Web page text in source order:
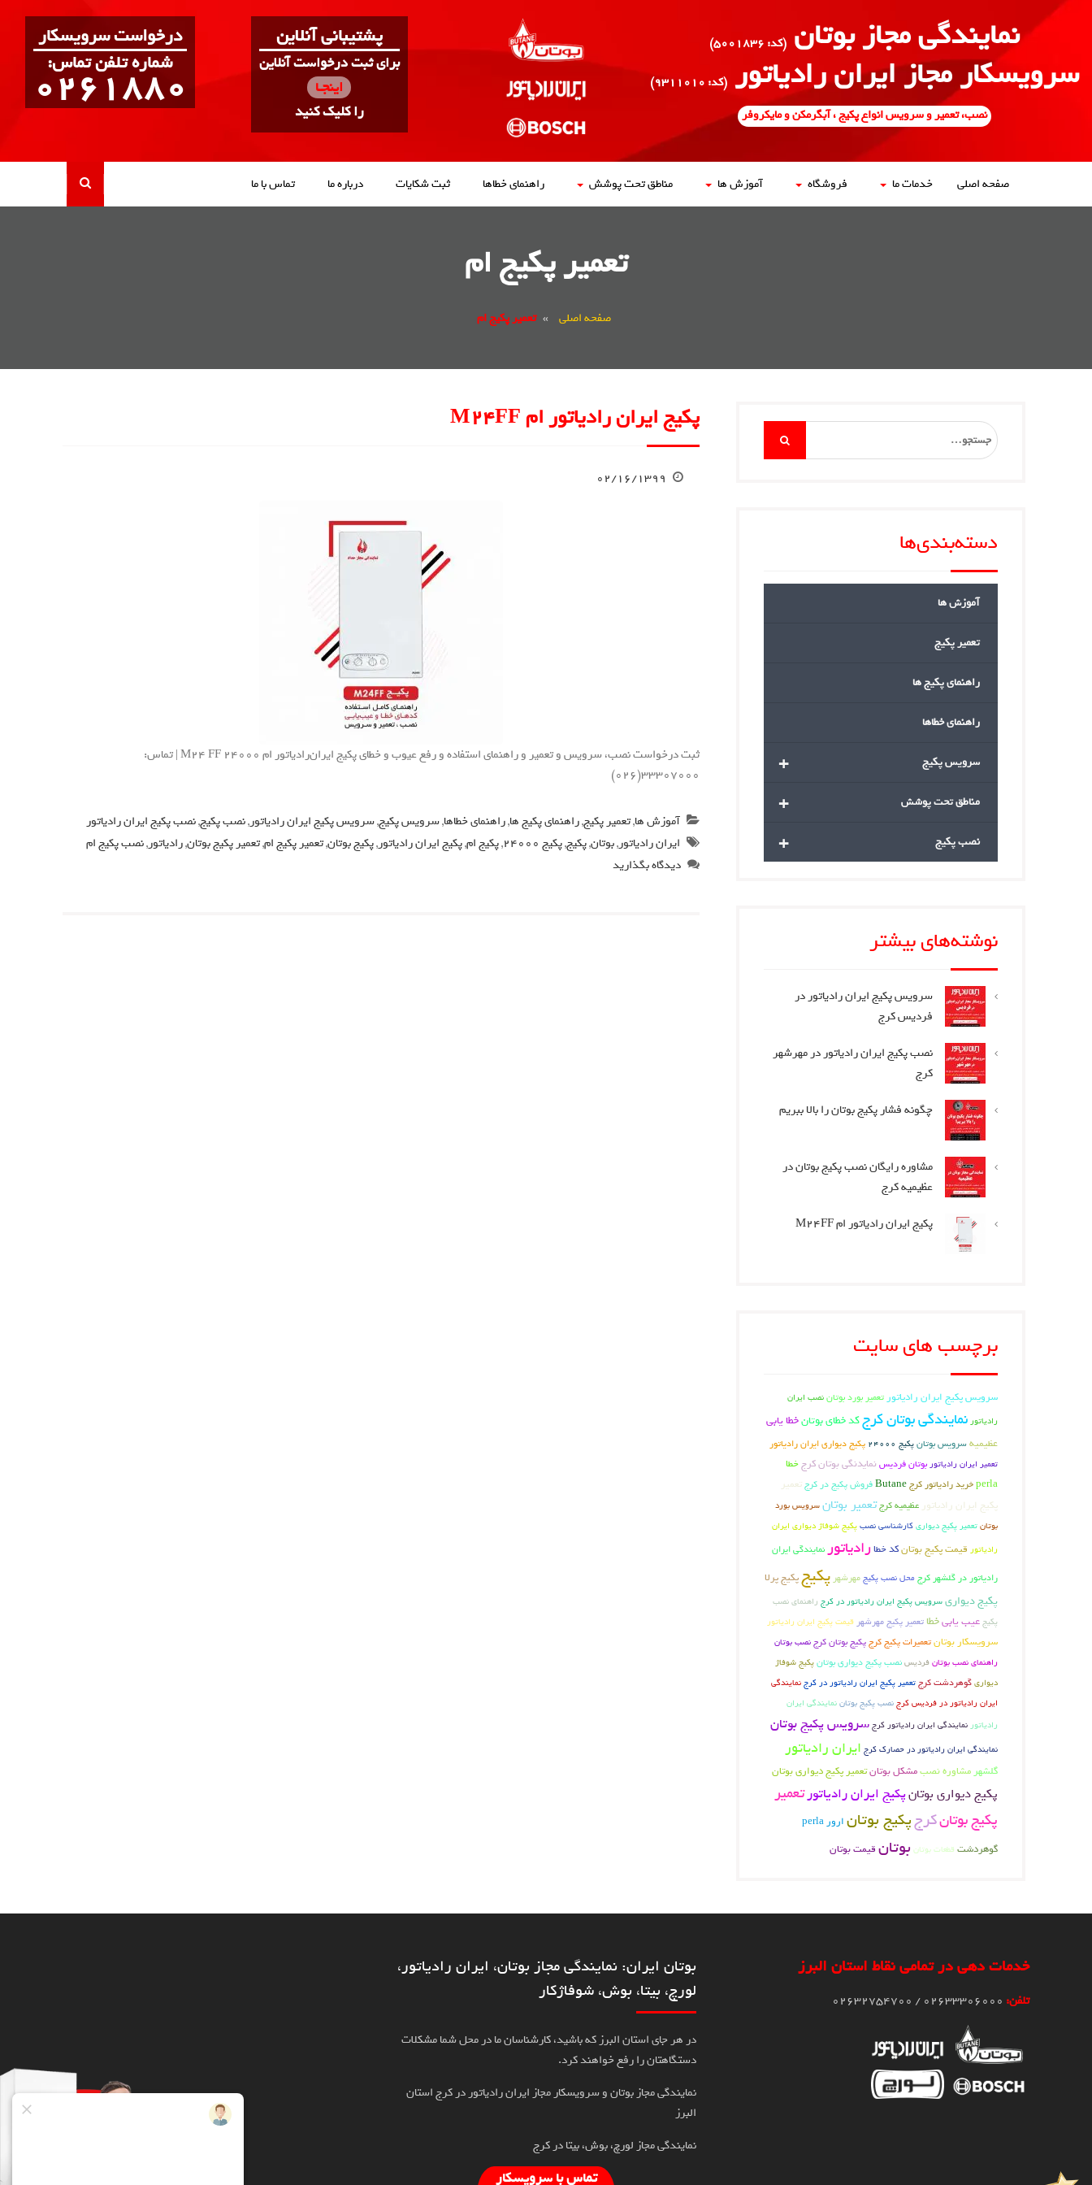
نمایندگی مجاز بوتان (کد: ۵۰۰۱۸۳۶)
سرویسکار مجاز ایران رادیاتور (کد: ۹۳۱۱۰۱۰)
نصب، تعمیر و سرویس انواع پکیج ، آبگرمکن و مایکروفر
پشتیبانی آنلاین
برای ثبت درخواست آنلاین
اینجـا
را کلیک کنید
درخواست سرویسکار
:شماره تلفن تماس
0261880
صفحه اصلی خدمات ما فروشگاه آموزش ها مناطق تحت پوشش راهنمای خطاها ثبت شکایات درباره ما تماس با ما
تعمیر پکیج ام
صفحه اصلی » تعمیر پکیج ام
پکیج ایران رادیاتور ام M24FF
۰۲/۱۶/۱۳۹۹
ثبت درخواست نصب، سرویس و تعمیر و راهنمای استفاده و رفع عیوب و خطای پکیج ایران‌رادیاتور ام M24 FF 24000 | تماس:
33307000(026)
آموزش ها,تعمیر پکیج,راهنمای پکیج ها,راهنمای خطاها,سرویس پکیج,سرویس پکیج ایران رادیاتور,نصب پکیج,نصب پکیج ایران رادیاتور
ایران رادیاتور,بوتان,پکیج,پکیج 24000 ,پکیج ام,پکیج ایران رادیاتور,پکیج بوتان,تعمیر پکیج ام,تعمیر پکیج بوتان,رادیاتور,نصب پکیج ام
دیدگاه بگذارید
Search
for:
دسته‌بندی‌ها
آموزش ها
تعمیر پکیج
راهنمای پکیج ها
راهنمای خطاها
+ سرویس پکیج
+ مناطق تحت پوشش
+ نصب پکیج
نوشته‌های بیشتر
سرویس پکیج ایران رادیاتور در
فردیس کرج
نصب پکیج ایران رادیاتور در مهرشهر
کرج
چگونه فشار پکیج بوتان را بالا ببریم
مشاوره رایگان نصب پکیج بوتان در
عظیمیه کرج
پکیج ایران رادیاتور ام M24FF
برچسب های سایت
سرویس پکیج ایران رادیاتور تعمیر بورد بوتاننصب ایران
رادیاتور نمایندگی بوتان کرجکد خطای بوتانخطا یابی
عظیمیهسرویس بوتانپکیج 24000
پکیج دیواری ایران رادیاتور
تعمیر ایران رادیاتور بوتان فردیسنمایدنگی بوتان کرجخطا
perlaخرید رادیاتور کرجButaneفروش پکیج در کرجتعمیر
پکیج ایران رادیاتور عظیمیه کرجتعمیر بوتانسرویس بورد
بوتانتعمیر پکیج دیواریکارشناسی نصبپکیج شوفاژ دیواری ایران
رادیاتور قیمت پکیج بوتانکد خطا رادیاتورنمایندگی ایران
رادیاتور در گلشهر کرج محل نصب پکیجمهرشهر پکیجپکیج پرلا
پکیج دیواریسرویس پکیج ایران رادیاتور در کرج راهنمای نصب
پکیجعیب یابیخطا تعمیر پکیج مهرشهر قیمت پکیج ایران رادیاتور
سرویسکار بوتانتعمیرات پکیج کرجپکیج بوتان کرجنصب بوتان
راهنمای نصب بوتانفردیسنصب پکیج دیواری بوتانپکیج شوفاژ
دیواریگوهردشت کرجتعمیر پکیج ایران رادیاتور در کرجنمایندگی
ایران رادیاتور در فردیس کرجنصب پکیج بوتاننمایندگی ایران
رادیاتور نمایندگی ایران رادیاتور کرجسرویس پکیج بوتان
نمایندگی ایران رادیاتور در حصارک کرج ایران رادیاتور
گلشهر مشاوره نصبمشکل بوتانتعمیر پکیج دیواری بوتان
پکیج دیواری بوتانپکیج ایران رادیاتورتعمیر
پکیج بوتانکرجپکیج بوتان ارور perla
گوهردشت قطعات بوتان بوتان قیمت بوتان
خدمات دهی در تمامی نقاط استان البرز
تلفن:
بوتان ایران: نمایندگی مجاز بوتان، ایران رادیاتور،
لورچ، بیتا، بوش، شوفاژکار
در هر جای استان البرز که باشید، کارشناسان ما در محل شما مشکلات
دستگاهتان را رفع خواهند کرد.
نمایندگی مجاز بوتان و سرویسکار مجاز ایران رادیاتور در کرج استان
البرز
نمایندگی مجاز لورچ، بوش، بیتا در کرج
تماس با سرویسکار